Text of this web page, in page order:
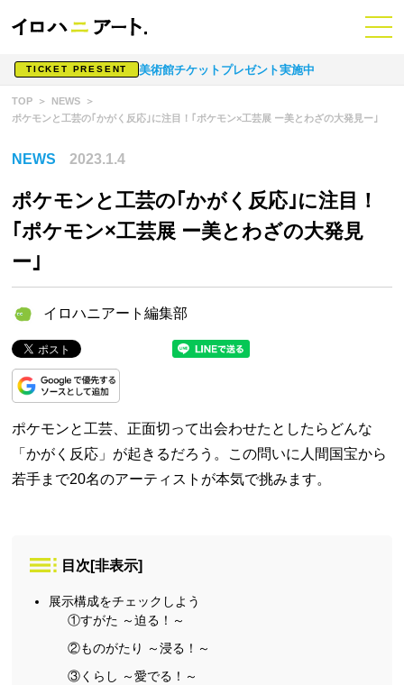
TICKET PRESENT 美術館チケットプレゼント実施中
TOP
NEWS
ポケモンと工芸の｢かがく反応｣に注目！｢ポケモン×工芸展 ー美とわざの大発見ー｣
NEWS 2023.1.4
ポケモンと工芸の｢かがく反応｣に注目！
｢ポケモン×工芸展 ー美とわざの大発見
ー｣
イロハニアート編集部
ポケモンと工芸、正面切って出会わせたとしたらどんな
「かがく反応」が起きるだろう。この問いに人間国宝から
若手まで20名のアーティストが本気で挑みます。
目次 [非表示]
展示構成をチェックしよう
①すがた ～迫る！～
②ものがたり ～浸る！～
③くらし ～愛でる！～